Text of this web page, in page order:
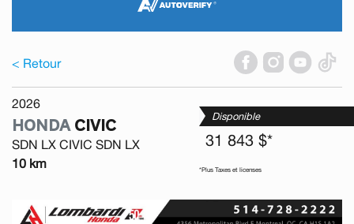
< Retour
2026
HONDACIVIC
SDN LX CIVIC SDN LX
10 km
Disponible
31 843 $*
*Plus Taxes et licenses